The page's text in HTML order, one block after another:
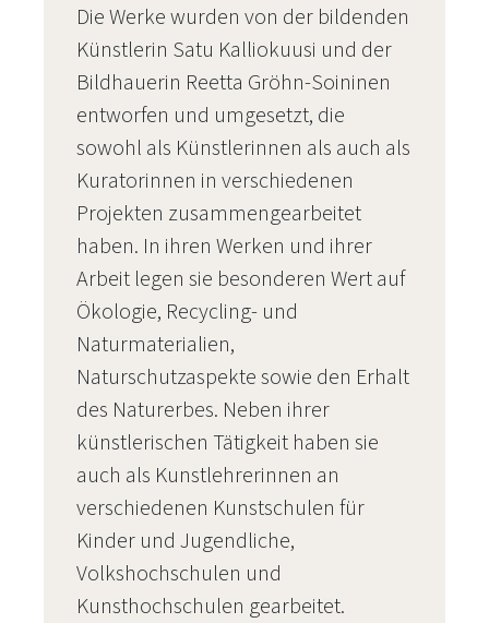
Die Werke wurden von der bildenden
Künstlerin Satu Kalliokuusi und der
Bildhauerin Reetta Gröhn-Soininen
entworfen und umgesetzt, die
sowohl als Künstlerinnen als auch als
Kuratorinnen in verschiedenen
Projekten zusammengearbeitet
haben. In ihren Werken und ihrer
Arbeit legen sie besonderen Wert auf
Ökologie, Recycling- und
Naturmaterialien,
Naturschutzaspekte sowie den Erhalt
des Naturerbes. Neben ihrer
künstlerischen Tätigkeit haben sie
auch als Kunstlehrerinnen an
verschiedenen Kunstschulen für
Kinder und Jugendliche,
Volkshochschulen und
Kunsthochschulen gearbeitet.